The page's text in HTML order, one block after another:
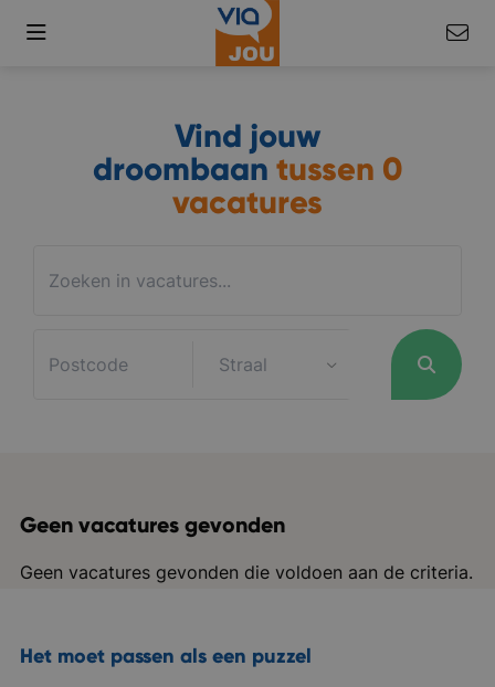
Vind jouw
droombaan tussen 0
vacatures
Geen vacatures gevonden
Geen vacatures gevonden die voldoen aan de criteria.
Het moet passen als een puzzel